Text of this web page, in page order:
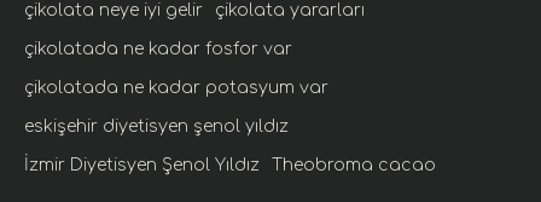
çikolata neye iyi gelir çikolata yararları
çikolatada ne kadar fosfor var
çikolatada ne kadar potasyum var
eskişehir diyetisyen şenol yıldız
İzmir Diyetisyen Şenol Yıldız Theobroma cacao